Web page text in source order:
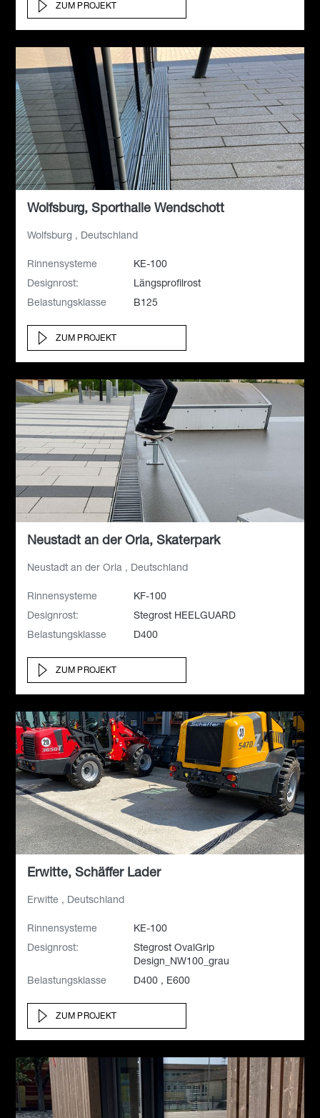
ZUM PROJEKT
Wolfsburg, Sporthalle Wendschott
Wolfsburg , Deutschland
Rinnensysteme
KE-100
Designrost:
Längsprofilrost
Belastungsklasse
B125
ZUM PROJEKT
Neustadt an der Orla, Skaterpark
Neustadt an der Orla , Deutschland
Rinnensysteme
KF-100
Designrost:
Stegrost HEELGUARD
Belastungsklasse
D400
ZUM PROJEKT
Erwitte, Schäffer Lader
Erwitte , Deutschland
Rinnensysteme
KE-100
Designrost:
Stegrost OvalGrip
Design_NW100_grau
Belastungsklasse
D400 , E600
ZUM PROJEKT